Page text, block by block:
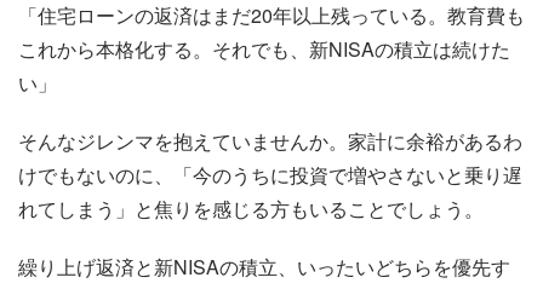
「住宅ローンの返済はまだ20年以上残っている。教育費も
これから本格化する。それでも、新NISAの積立は続けた
い」
そんなジレンマを抱えていませんか。家計に余裕があるわ
けでもないのに、「今のうちに投資で増やさないと乗り遅
れてしまう」と焦りを感じる方もいることでしょう。
繰り上げ返済と新NISAの積立、いったいどちらを優先す